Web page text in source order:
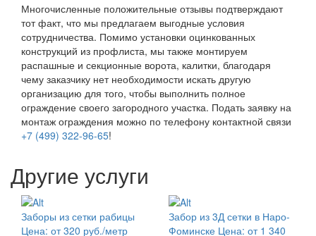
Многочисленные положительные отзывы подтверждают
тот факт, что мы предлагаем выгодные условия
сотрудничества. Помимо установки оцинкованных
конструкций из профлиста, мы также монтируем
распашные и секционные ворота, калитки, благодаря
чему заказчику нет необходимости искать другую
организацию для того, чтобы выполнить полное
ограждение своего загородного участка. Подать заявку на
монтаж ограждения можно по телефону контактной связи
+7 (499) 322-96-65!
Другие услуги
Заборы из сетки рабицы
Цена: от 320 руб./метр
Забор из 3Д сетки в Наро-
Фоминске Цена: от 1 340